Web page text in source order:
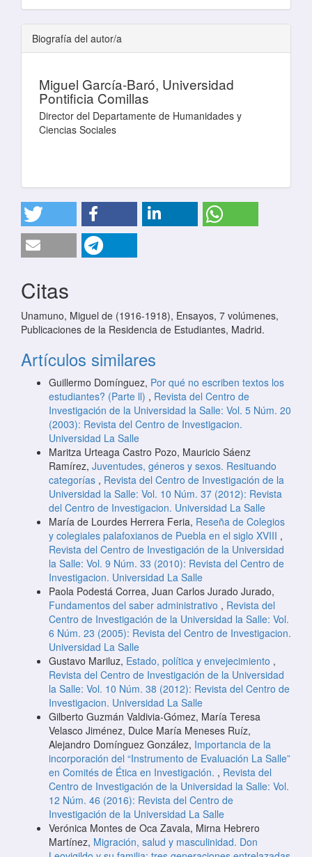
Biografía del autor/a
Miguel García-Baró, Universidad
Pontificia Comillas
Director del Departamente de Humanidades y
Ciencias Sociales
Citas
Unamuno, Miguel de (1916-1918), Ensayos, 7 volúmenes,
Publicaciones de la Residencia de Estudiantes, Madrid.
Artículos similares
Guillermo Domínguez, Por qué no escriben textos los
estudiantes? (Parte ll) , Revista del Centro de
Investigación de la Universidad la Salle: Vol. 5 Núm. 20
(2003): Revista del Centro de Investigacion.
Universidad La Salle
Maritza Urteaga Castro Pozo, Mauricio Sáenz
Ramírez, Juventudes, géneros y sexos. Resituando
categorías , Revista del Centro de Investigación de la
Universidad la Salle: Vol. 10 Núm. 37 (2012): Revista
del Centro de Investigacion. Universidad La Salle
María de Lourdes Herrera Feria, Reseña de Colegios
y colegiales palafoxianos de Puebla en el siglo XVIII ,
Revista del Centro de Investigación de la Universidad
la Salle: Vol. 9 Núm. 33 (2010): Revista del Centro de
Investigacion. Universidad La Salle
Paola Podestá Correa, Juan Carlos Jurado Jurado,
Fundamentos del saber administrativo , Revista del
Centro de Investigación de la Universidad la Salle: Vol.
6 Núm. 23 (2005): Revista del Centro de Investigacion.
Universidad La Salle
Gustavo Mariluz, Estado, política y envejecimiento ,
Revista del Centro de Investigación de la Universidad
la Salle: Vol. 10 Núm. 38 (2012): Revista del Centro de
Investigacion. Universidad La Salle
Gilberto Guzmán Valdivia-Gómez, María Teresa
Velasco Jiménez, Dulce María Meneses Ruíz,
Alejandro Domínguez González, Importancia de la
incorporación del “Instrumento de Evaluación La Salle”
en Comités de Ética en Investigación. , Revista del
Centro de Investigación de la Universidad la Salle: Vol.
12 Núm. 46 (2016): Revista del Centro de
Investigación de la Universidad La Salle
Verónica Montes de Oca Zavala, Mirna Hebrero
Martínez, Migración, salud y masculinidad. Don